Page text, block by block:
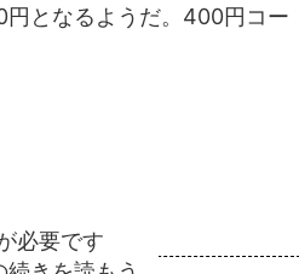
となるようだ。400円コー
必要です